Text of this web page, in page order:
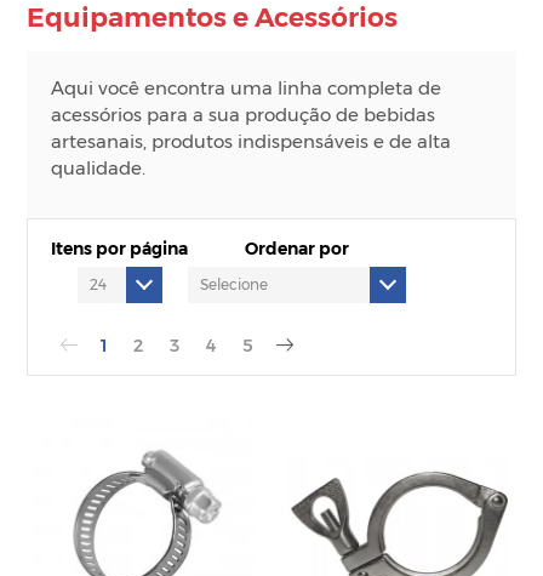
Equipamentos e Acessórios
Aqui você encontra uma linha completa de
acessórios para a sua produção de bebidas
artesanais, produtos indispensáveis e de alta
qualidade.
Itens por página Ordenar por
1 2 3 4 5